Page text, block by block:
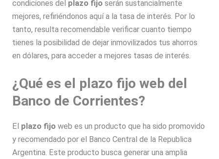
condiciones del plazo fijo serán sustancialmente
mejores, refiriéndonos aquí a la tasa de interés. Por lo
tanto, resulta recomendable verificar cuanto tiempo
tienes la posibilidad de dejar inmovilizados tus ahorros
en dólares, para acceder a mejores tasas de interés.
¿Qué es el plazo fijo web del
Banco de Corrientes?
El plazo fijo web es un producto que ha sido promovido
y recomendado por el Banco Central de la Republica
Argentina. Este producto busca generar una amplia